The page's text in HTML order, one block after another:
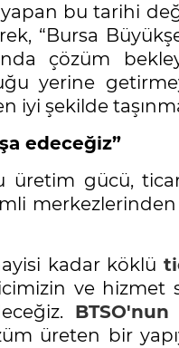
yapan bu tarihi
“Bursa
çözüm
yerine
iyi şekilde
edeceğiz”
üretim gücü,
kadar köklü
ve
BTSO'nun
üreten bir